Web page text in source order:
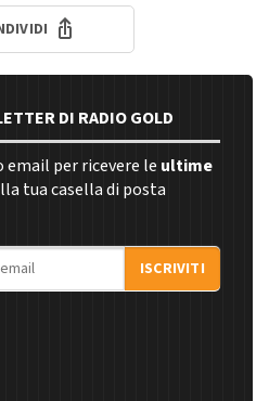
DI RADIO GOLD
per ricevere le ultime
tua casella di posta
ISCRIVITI